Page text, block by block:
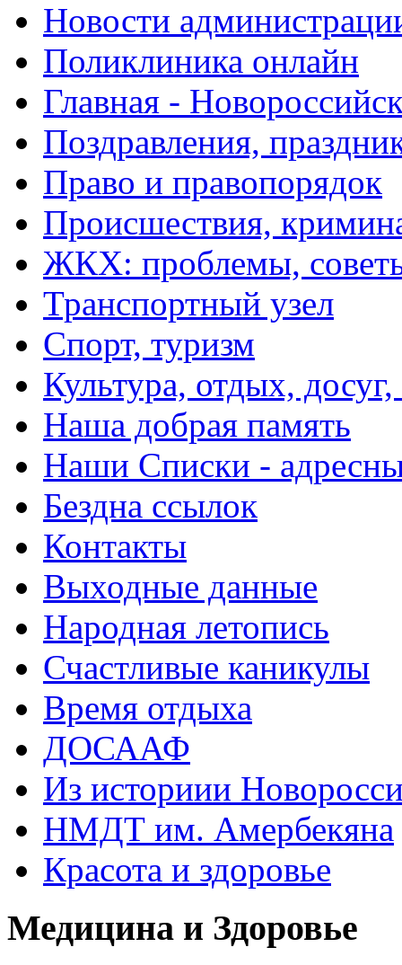
Новости
Поликлиника онлайн
Главная -
Поздравления,
Право и правопорядок
Происшествия,
ЖКХ: проблемы,
Транспортный узел
Спорт, туризм
Культура, отдых,
Наша добрая память
Наши Списки -
Бездна ссылок
Контакты
Выходные данные
Народная летопись
Счастливые каникулы
Время отдыха
ДОСААФ
Из историии
НМДТ им. Амербекяна
Красота и здоровье
Медицина и Здоровье